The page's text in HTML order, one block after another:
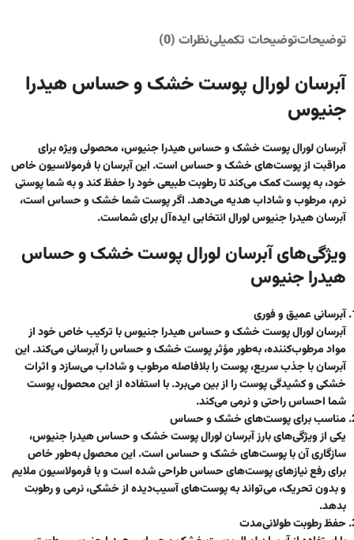
توضیحاتتوضیحات تکمیلینظرات (0)
آبرسان لورال پوست خشک و حساس هیدرا
جنیوس
آبرسان لورال پوست خشک و حساس هیدرا جنیوس، محصولی ویژه برای
مراقبت از پوست‌های خشک و حساس است. این آبرسان با فرمولاسیون خاص
خود، به پوست کمک می‌کند تا رطوبت طبیعی خود را حفظ کند و به شما پوستی
نرم، مرطوب و شاداب هدیه می‌دهد. اگر پوست شما خشک و حساس است،
آبرسان هیدرا جنیوس لورال انتخابی ایده‌آل برای شماست.
ویژگی‌های آبرسان لورال پوست خشک و حساس
هیدرا جنیوس
آبرسانی عمیق و فوری
آبرسان لورال پوست خشک و حساس هیدرا جنیوس با ترکیب خاص خود از
مواد مرطوب‌کننده، به‌طور مؤثر پوست خشک و حساس را آبرسانی می‌کند. این
آبرسان با جذب سریع، پوست را بلافاصله مرطوب و شاداب می‌سازد و اثرات
خشکی و کشیدگی پوست را از بین می‌برد. با استفاده از این محصول، پوست
شما احساس راحتی و نرمی می‌کند.
مناسب برای پوست‌های خشک و حساس
یکی از ویژگی‌های بارز آبرسان لورال پوست خشک و حساس هیدرا جنیوس،
سازگاری آن با پوست‌های خشک و حساس است. این محصول به‌طور خاص
برای رفع نیازهای پوست‌های حساس طراحی شده است و با فرمولاسیون ملایم
و بدون تحریک، می‌تواند به پوست‌های آسیب‌دیده از خشکی، نرمی و رطوبت
بدهد.
حفظ رطوبت طولانی‌مدت